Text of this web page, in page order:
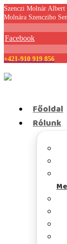
Szenczi Molnár Albert
Molnára Szencziho
Facebook
+421-910 919 856
Főoldal
Rólunk